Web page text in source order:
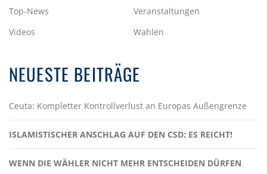
Top-News
Veranstaltungen
Videos
Wahlen
NEUESTE BEITRÄGE
Ceuta: Kompletter Kontrollverlust an Europas Außengrenze
ISLAMISTISCHER ANSCHLAG AUF DEN CSD: ES REICHT!
WENN DIE WÄHLER NICHT MEHR ENTSCHEIDEN DÜRFEN